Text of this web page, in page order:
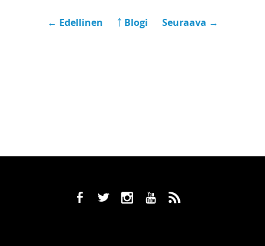
← Edellinen ￪ Blogi Seuraava →
b a x r ,